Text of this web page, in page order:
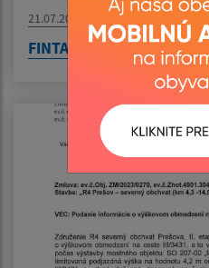
21.07.2026
FINTA V KOTLÍKU